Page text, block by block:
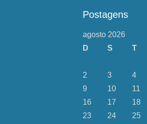
Postagens
agosto 2026
D
S T
2
3 4
9
10 11
16
17 18
23
24 25